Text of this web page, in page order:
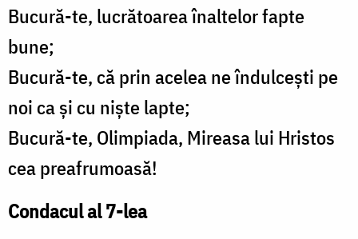
Bucură-te, lucrătoarea înaltelor fapte
bune;
Bucură-te, că prin acelea ne îndulceşti pe
noi ca şi cu nişte lapte;
Bucură-te, Olimpiada, Mireasa lui Hristos
cea preafrumoasă!
Condacul al 7-lea